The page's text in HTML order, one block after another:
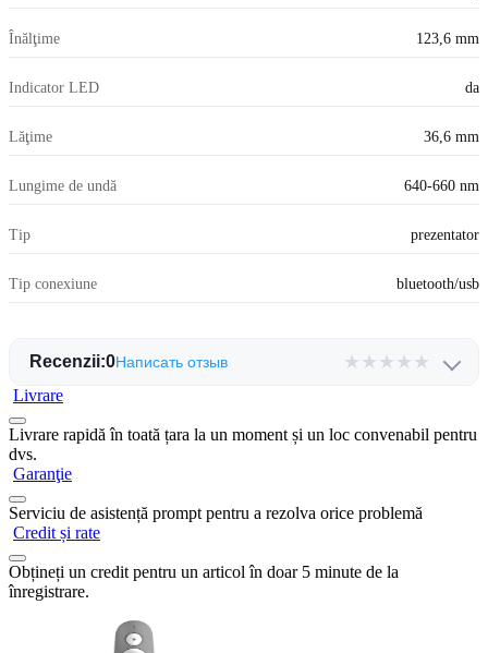
Înălţime 123,6 mm
Indicator LED da
Lăţime 36,6 mm
Lungime de undă 640-660 nm
Tip prezentator
Tip conexiune bluetooth/usb
Recenzii:0Написать отзыв ★ ★ ★ ★ ★
Livrare
Livrare rapidă în toată țara la un moment și un loc convenabil pentru
dvs.
Garanţie
Serviciu de asistență prompt pentru a rezolva orice problemă
Credit și rate
Obțineți un credit pentru un articol în doar 5 minute de la
înregistrare.